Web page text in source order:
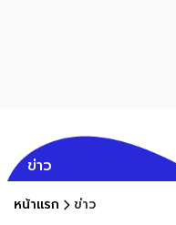
ข่าว
หน้าแรก ข่าว